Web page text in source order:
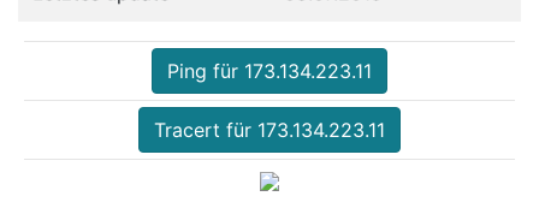
Ping für 173.134.223.11
Tracert für 173.134.223.11